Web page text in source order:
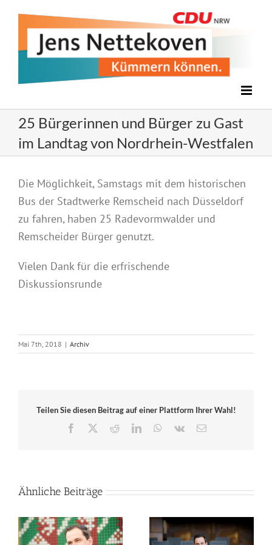
25 Bürgerinnen und Bürger zu Gast
im Landtag von Nordrhein-Westfalen
grösseres
Bild
Die Möglichkeit, Samstags mit dem historischen
Bus der Stadtwerke Remscheid nach Düsseldorf
zu fahren, haben 25 Radevormwalder und
Remscheider Bürger genutzt.
Vielen Dank für die erfrischende
Diskussionsrunde
Mai 7th, 2018 | Archiv
Teilen Sie diesen Beitrag auf einer Plattform Ihrer Wahl!
Facebook
RedditLinkedInWhatsApp
Vk
E-
Ähnliche Beiträge